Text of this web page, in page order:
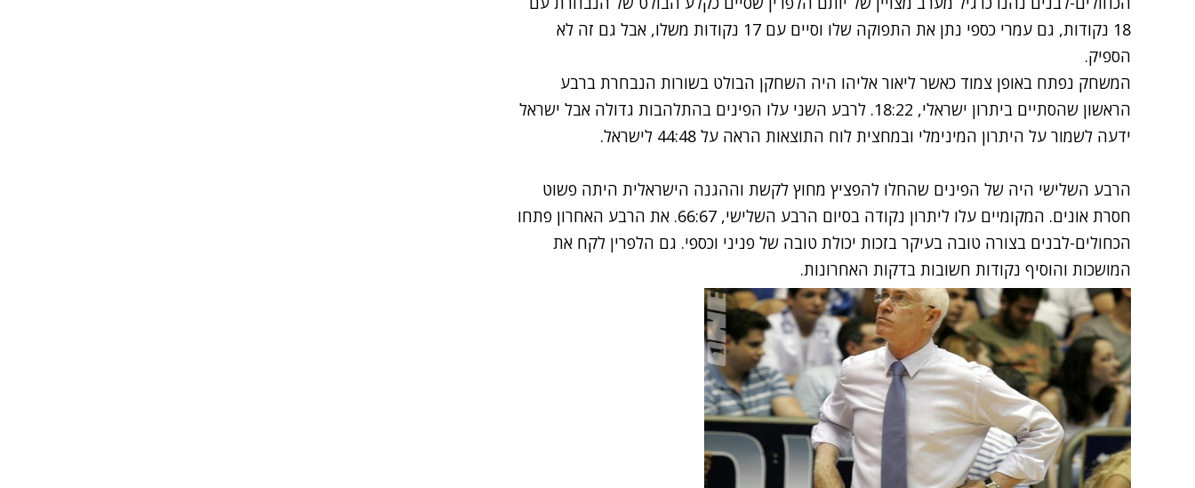
18 נקודות, גם עמרי כספי נתן את התפוקה שלו וסיים עם 17 נקודות משלו, אבל גם זה לא
הספיק.
המשחק נפתח באופן צמוד כאשר ליאור אליהו היה השחקן הבולט בשורות הנבחרת ברבע
הראשון שהסתיים ביתרון ישראלי, 18:22. לרבע השני עלו הפינים בהתלהבות גדולה אבל ישראל
ידעה לשמור על היתרון המינימלי ובמחצית לוח התוצאות הראה על 44:48 לישראל.
הרבע השלישי היה של הפינים שהחלו להפציץ מחוץ לקשת וההגנה הישראלית היתה פשוט
חסרת אונים. המקומיים עלו ליתרון נקודה בסיום הרבע השלישי, 66:67. את הרבע האחרון פתחו
הכחולים-לבנים בצורה טובה בעיקר בזכות יכולת טובה של פניני וכספי. גם הלפרין לקח את
המושכות והוסיף נקודות חשובות בדקות האחרונות.